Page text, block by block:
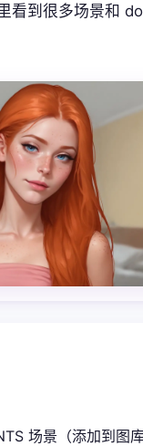
看到很多场景和
场景（添加到图库